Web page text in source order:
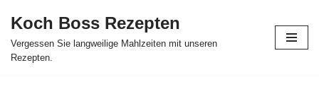
Skip
to
Koch Boss Rezepten
Vergessen Sie langweilige Mahlzeiten mit unseren
Rezepten.